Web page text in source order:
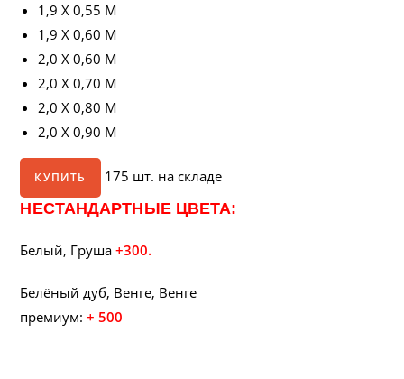
1,9 X 0,55 М
1,9 X 0,60 М
2,0 X 0,60 М
2,0 X 0,70 М
2,0 X 0,80 М
2,0 X 0,90 М
КУПИТЬ
175 шт. на складе
НЕСТАНДАРТНЫЕ ЦВЕТА:
Белый, Груша+300.
Белёный дуб, Венге, Венге
премиум:+ 500